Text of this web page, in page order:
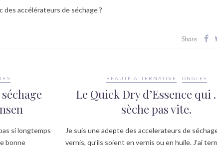
des accélérateurs de séchage ?
Share
si longtemps
bonne
BEAUTÉ ALTERNATIVE ONGLES
Le Quick Dry d’Essence qui
sèche pas vite.
Je suis une adepte des accelerateurs de
vernis, qu’ils soient en vernis ou en huile. J’ai